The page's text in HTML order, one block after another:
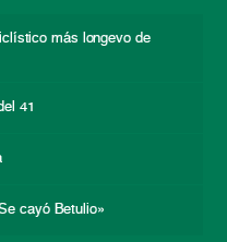
más longevo de
41
cayó Betulio»